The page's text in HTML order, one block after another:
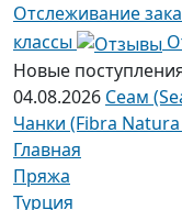
Отслеживание
классы
Новые
04.08.2026 Сеам
Чанки (Fibra
Главная
Пряжа
Турция